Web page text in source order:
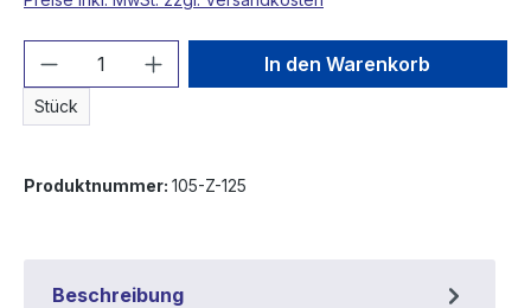
Produkt Anzahl: Gib den
Stück
In den Warenkorb
Produktnummer: 105-Z-125
Beschreibung